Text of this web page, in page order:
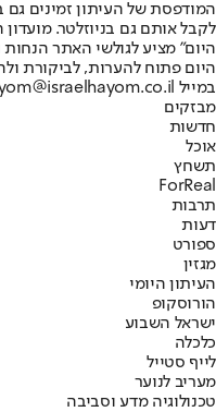
המודפסת של העיתון זמינים
לקבל אותם גם בניוזלטר.
היום" מציע לגולשי האתר
היום פתוח להערות, לביקורת
במייל hayom@israelhayom.co.il.
מבזקים
חדשות
אוכל
תשחץ
ForReal
תרבות
דעות
ספורט
מגזין
העיתון היומי
הורוסקופ
ישראל השבוע
כלכלה
לייף סטייל
מעריב לנוער
טכנולוגיה מדע וסביבה